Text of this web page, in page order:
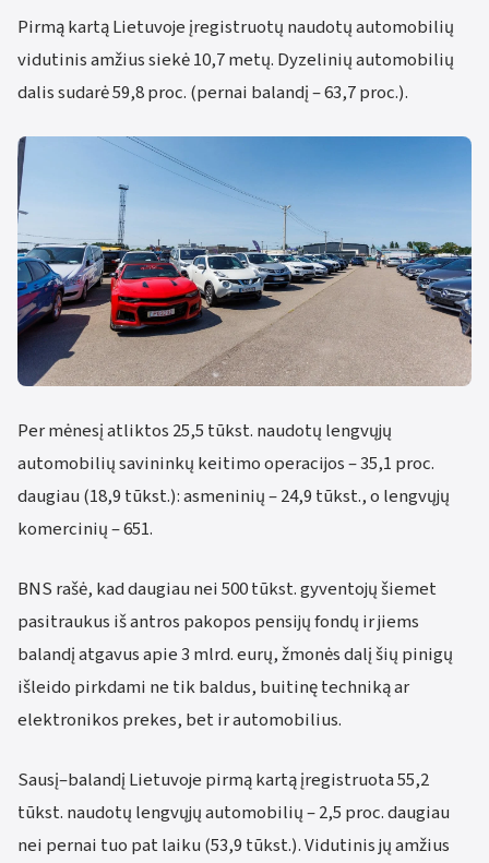
Pirmą kartą Lietuvoje įregistruotų naudotų automobilių
vidutinis amžius siekė 10,7 metų. Dyzelinių automobilių
dalis sudarė 59,8 proc. (pernai balandį – 63,7 proc.).
Per mėnesį atliktos 25,5 tūkst. naudotų lengvųjų
automobilių savininkų keitimo operacijos – 35,1 proc.
daugiau (18,9 tūkst.): asmeninių – 24,9 tūkst., o lengvųjų
komercinių – 651.
BNS rašė, kad daugiau nei 500 tūkst. gyventojų šiemet
pasitraukus iš antros pakopos pensijų fondų ir jiems
balandį atgavus apie 3 mlrd. eurų, žmonės dalį šių pinigų
išleido pirkdami ne tik baldus, buitinę techniką ar
elektronikos prekes, bet ir automobilius.
Sausį–balandį Lietuvoje pirmą kartą įregistruota 55,2
tūkst. naudotų lengvųjų automobilių – 2,5 proc. daugiau
nei pernai tuo pat laiku (53,9 tūkst.). Vidutinis jų amžius